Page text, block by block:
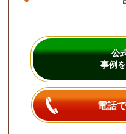
公
事例
電話